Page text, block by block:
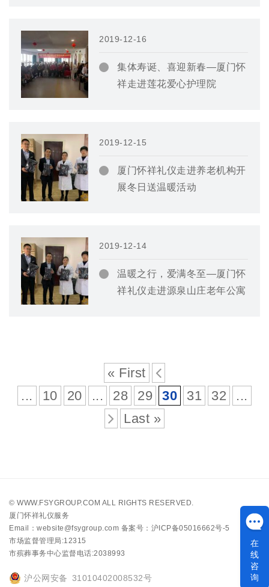
2019-12-16
集体寿诞、喜迎新春—厦门怀
祥走进莲花爱心护理院
2019-12-15
厦门怀祥礼仪走进养老机构开
展冬日送温暖活动
2019-12-14
温暖之行，爱满冬至—厦门怀
祥礼仪走进源泉山庄老年公寓
« First
...
10 20 ... 28 29 30 31 32
...
Last »
© WWW.FSYGROUP.COM ALL RIGHTS RESERVED.
厦门怀祥礼仪服务
Email：website@fsygroup.com 备案号：沪ICP备05016662号-5
市场监督管理局:12315
市殡葬事务中心监督电话:2038993
沪公网安备 31010402008532号
在
线
咨
询